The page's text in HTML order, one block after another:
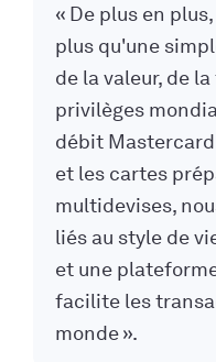
« De plus en
plus qu'une
de la valeur, de
privilèges
débit
et les cartes
multidevises,
liés au style de
et une
facilite les
monde ».